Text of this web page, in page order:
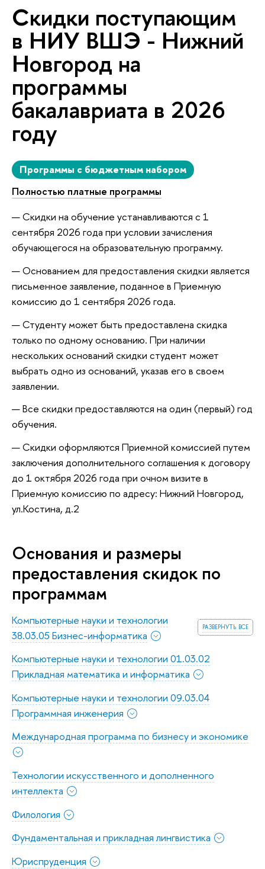
Скидки поступающим
в НИУ ВШЭ - Нижний
Новгород на
программы
бакалавриата в 2026
году
Программы с бюджетным набором
Полностью платные программы
Скидки на обучение устанавливаются с 1
сентября 2026 года при условии зачисления
обучающегося на образовательную программу.
Основанием для предоставления скидки является
письменное заявление, поданное в Приемную
комиссию до 1 сентября 2026 года.
Студенту может быть предоставлена скидка
только по одному основанию. При наличии
нескольких оснований скидки студент может
выбрать одно из оснований, указав его в своем
заявлении.
Все скидки предоставляются на один (первый) год
обучения.
Скидки оформляются Приемной комиссией путем
заключения дополнительного соглашения к договору
до 1 октября 2026 года при очном визите в
Приемную комиссию по адресу: Нижний Новгород,
ул.Костина, д.2
Основания и размеры
предоставления скидок по
программам
развернуть все
Компьютерные науки и технологии
38.03.05 Бизнес-информатика
Компьютерные науки и технологии 01.03.02
Прикладная математика и информатика
Компьютерные науки и технологии 09.03.04
Программная инженерия
Международная программа по бизнесу и экономике
Технологии искусственного и дополненного
интеллекта
Филология
Фундаментальная и прикладная лингвистика
Юриспруденция